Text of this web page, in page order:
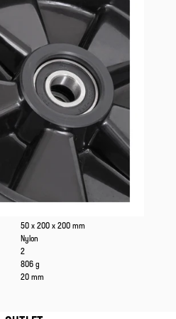
50 x 200 x 200 mm
Nylon
2
806 g
20 mm